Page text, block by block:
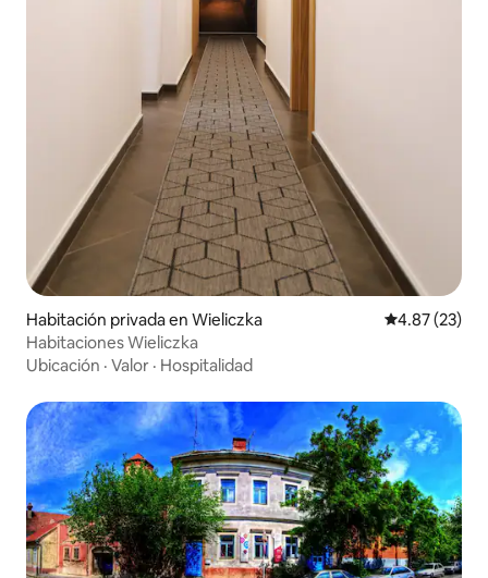
Habitación privada en Wieliczka Calificación
4.87 (23)
Habitaciones Wieliczka
Ubicación · Valor · Hospitalidad